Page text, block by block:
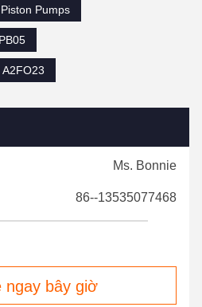
Pumps
Ms. Bonnie
86--13535077468
ngay bây giờ